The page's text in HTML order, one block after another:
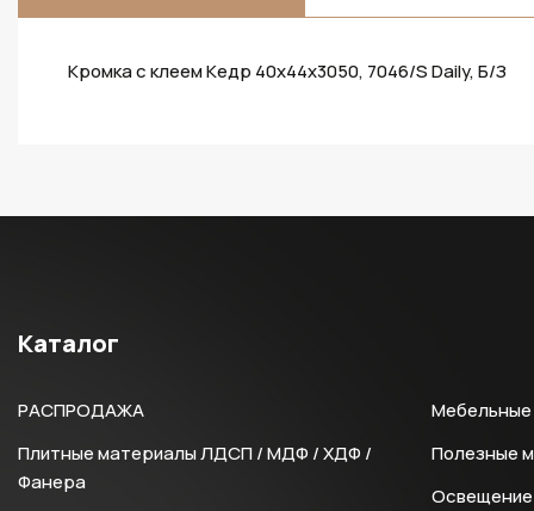
Кромка с клеем Кедр 40х44х3050, 7046/S Daily, Б/З
Каталог
РАСПРОДАЖА
Плитные материалы ЛДСП / МДФ / ХДФ /
Фанера
Мебельные
Полезные
Освещение